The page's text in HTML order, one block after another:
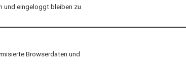
in Japan
und eingeloggt bleiben zu
Browserdaten und